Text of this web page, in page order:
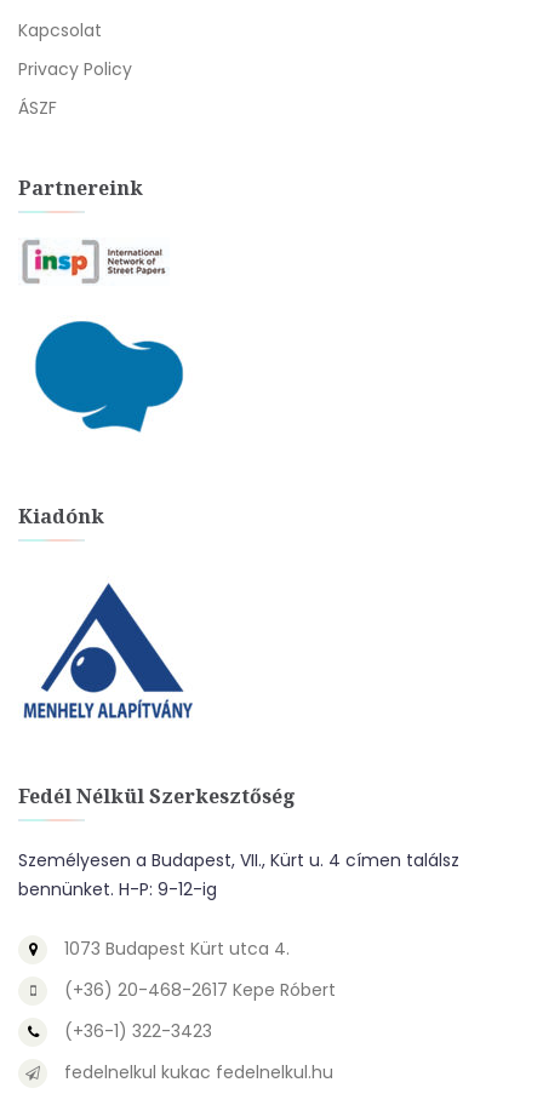
Kapcsolat
Privacy Policy
ÁSZF
Partnereink
Kiadónk
Fedél Nélkül Szerkesztőség
Személyesen a Budapest, VII., Kürt u. 4 címen találsz
bennünket. H-P: 9-12-ig
1073 Budapest Kürt utca 4.
(+36) 20-468-2617 Kepe Róbert
(+36-1) 322-3423
fedelnelkul kukac fedelnelkul.hu